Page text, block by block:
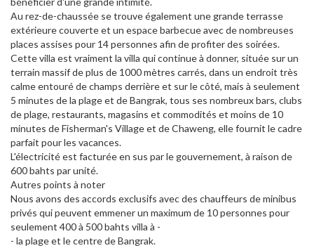
Au rez-de-chaussée se trouve également une grande terrasse
extérieure couverte et un espace barbecue avec de nombreuses
places assises pour 14 personnes afin de profiter des soirées.
Cette villa est vraiment la villa qui continue à donner, située sur un
terrain massif de plus de 1000 mètres carrés, dans un endroit très
calme entouré de champs derrière et sur le côté, mais à seulement
5 minutes de la plage et de Bangrak, tous ses nombreux bars, clubs
de plage, restaurants, magasins et commodités et moins de 10
minutes de Fisherman's Village et de Chaweng, elle fournit le cadre
parfait pour les vacances.
L'électricité est facturée en sus par le gouvernement, à raison de
600 bahts par unité.
Autres points à noter
Nous avons des accords exclusifs avec des chauffeurs de minibus
privés qui peuvent emmener un maximum de 10 personnes pour
seulement 400 à 500 bahts villa à -
- la plage et le centre de Bangrak.